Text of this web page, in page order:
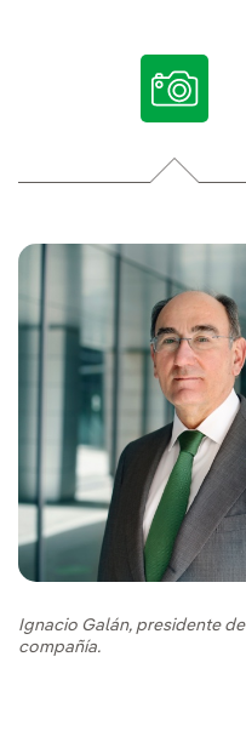
Ignacio Galán, presidente
compañía.